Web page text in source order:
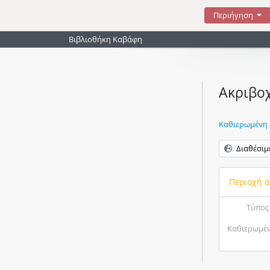
Περιήγηση
Βιβλιοθήκη Καβάφη
Περιοχή
Τύπος